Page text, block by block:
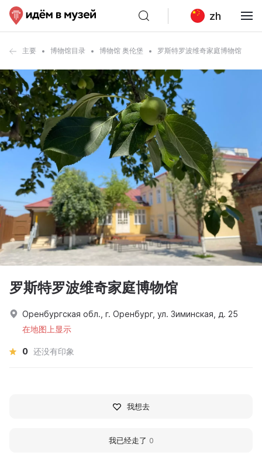
zh
主要 博物馆目录 博物馆 奥伦堡 罗斯特罗波维奇家庭博物馆
罗斯特罗波维奇家庭博物馆
Оренбургская обл., г. Оренбург, ул. Зиминская, д. 25
在地图上显示
0 还没有印象
我想去
我已经走了 0